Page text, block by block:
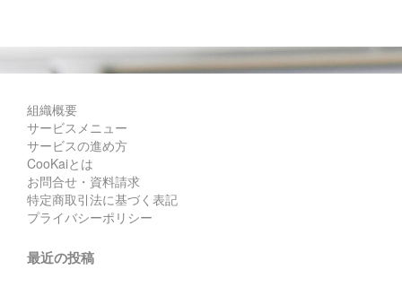
組織概要
サービスメニュー
サービスの進め方
CooKaiとは
お問合せ・資料請求
特定商取引法に基づく表記
プライバシーポリシー
最近の投稿